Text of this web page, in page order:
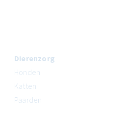
Dierenzorg
Honden
Katten
Paarden